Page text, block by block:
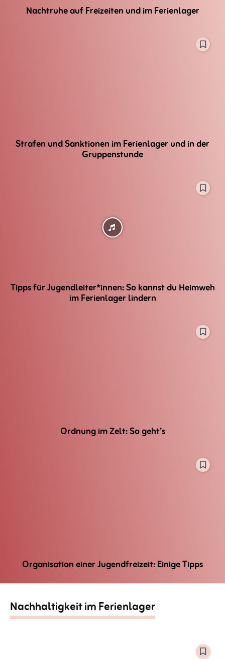
Nachtruhe auf Freizeiten und im Ferienlager
Strafen und Sanktionen im Ferienlager und in der
Gruppenstunde
Tipps für Jugendleiter*innen: So kannst du Heimweh
im Ferienlager lindern
Ordnung im Zelt: So geht’s
Organisation einer Jugendfreizeit: Einige Tipps
Nachhaltigkeit im Ferienlager